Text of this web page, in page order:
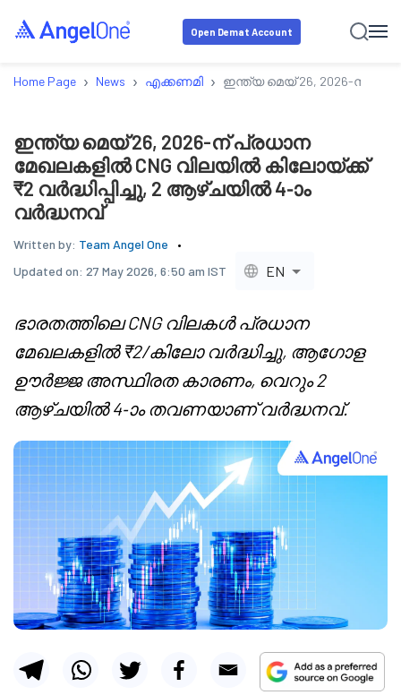
Open Demat Account
Home Page › News › എക്കണമി › ഇന്ത്യ മെയ് 26, 2026-ന്
ഇന്ത്യ മെയ് 26, 2026-ന് പ്രധാന
മേഖലകളിൽ CNG വിലയിൽ കിലോയ്ക്ക്
₹2 വർദ്ധിപ്പിച്ചു, 2 ആഴ്ചയിൽ 4-ാം
വർദ്ധനവ്
Written by: Team Angel One
Updated on: 27 May 2026, 6:50 am IST EN
ഭാരതത്തിലെ CNG വിലകൾ പ്രധാന
മേഖലകളിൽ ₹2/കിലോ വർദ്ധിച്ചു, ആഗോള
ഊർജ്ജ അസ്ഥിരത കാരണം, വെറും 2
ആഴ്ചയിൽ 4-ാം തവണയാണ് വർദ്ധനവ്.